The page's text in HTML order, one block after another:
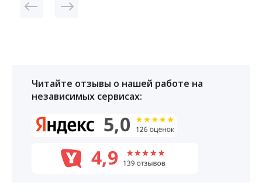
Читайте отзывы о нашей работе на
независимых сервисах: